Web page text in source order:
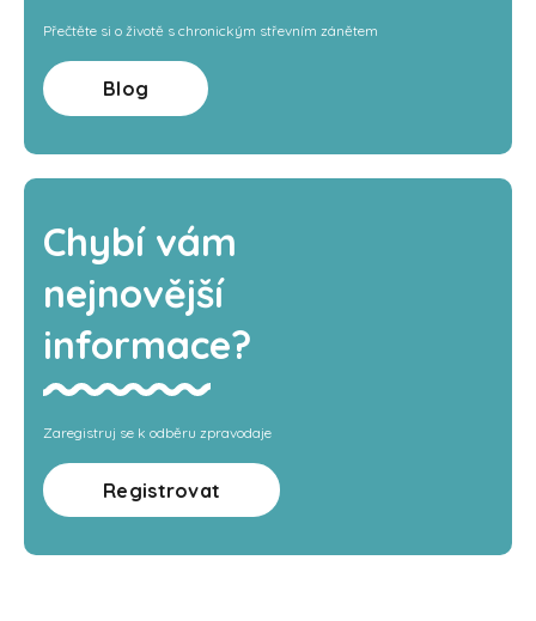
Přečtěte si o životě s chronickým střevním zánětem
Blog
Chybí vám
nejnovější
informace?
Zaregistruj se k odběru zpravodaje
Registrovat